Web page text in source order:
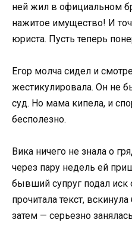
ней жил в официальном
нажитое имущество! И
юриста. Пусть теперь
Егор молча сидел и
жестикулировала. Он не
суд. Но мама кипела, и
бесполезно.
Вика ничего не знала о
через пару недель ей
бывший супруг подал иск
прочитала текст,
затем — серьезно